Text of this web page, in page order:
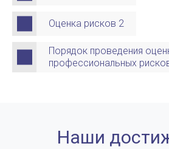
Оценка рисков 2
Порядок проведения
профессиональных
Наши